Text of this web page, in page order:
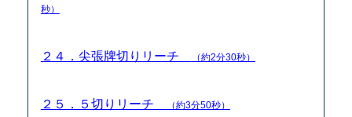
秒）
２４．尖張牌切りリーチ （約2分30秒）
２５．５切りリーチ （約3分50秒）